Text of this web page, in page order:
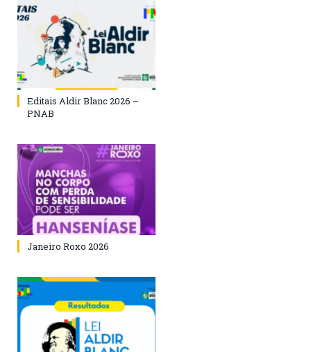
Editais Aldir Blanc 2026 –
PNAB
Janeiro Roxo 2026